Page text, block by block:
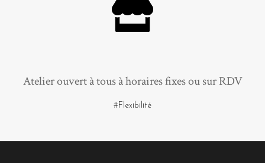
Atelier ouvert à tous à horaires fixes ou sur RDV
#Flexibilité